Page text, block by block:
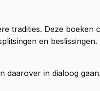
tradities. Deze
en
in dialoog